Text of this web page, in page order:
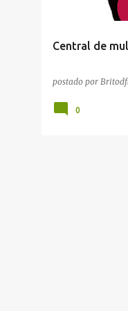
Central de
postado por
0